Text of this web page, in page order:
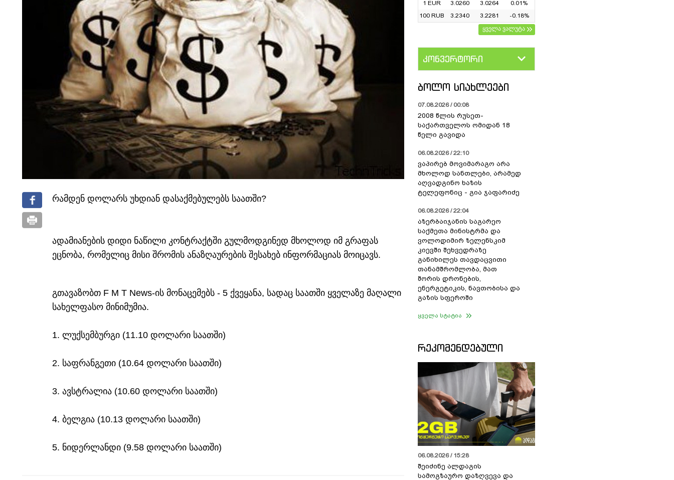
რამდენ დოლარს უხდიან დასაქმებულებს საათში?
ადამიანების დიდი ნაწილი კონტრაქტში გულმოდგინედ მხოლოდ იმ გრაფას
ეცნობა, რომელიც მისი შრომის ანაზღაურების შესახებ ინფორმაციას მოიცავს.
გთავაზობთ F M T News-ის მონაცემებს - 5 ქვეყანა, სადაც საათში ყველაზე მაღალი
სახელფასო მინიმუმია.
1. ლუქსემბურგი (11.10 დოლარი საათში)
2. საფრანგეთი (10.64 დოლარი საათში)
3. ავსტრალია (10.60 დოლარი საათში)
4. ბელგია (10.13 დოლარი საათში)
5. ნიდერლანდი (9.58 დოლარი საათში)
1 EUR
3.0260 3.0264
0.01%
100 RUB
3.2340 3.2281
-0.18%
ყველა ვალუტა
კონვერტორი
ᲑᲝᲚᲝ ᲡᲘᲐᲮᲚᲔᲔᲑᲘ
07.08.2026 / 00:08
2008 წლის რუსეთ-
საქართველოს ომიდან 18
წელი გავიდა
06.08.2026 / 22:10
ვაპირებ მოვიმარაგო არა
მხოლოდ სანთლები, არამედ
აღვადგინო ხაზის
ტელეფონიც - გია ჯაფარიძე
06.08.2026 / 22:04
აზერბაიჯანის საგარეო
საქმეთა მინისტრმა და
ვოლოდიმირ ზელენსკიმ
კიევში შეხვედრაზე
განიხილეს თავდაცვითი
თანამშრომლობა, მათ
შორის დრონების,
ენერგეტიკის, ნავთობისა და
გაზის სფეროში
ყველა სტატია
ᲠᲔᲙᲝᲛᲔᲜᲓᲔᲑᲣᲚᲘ
06.08.2026 / 15:28
შეიძინე ალდაგის
სამოგზაურო დაზღვევა და